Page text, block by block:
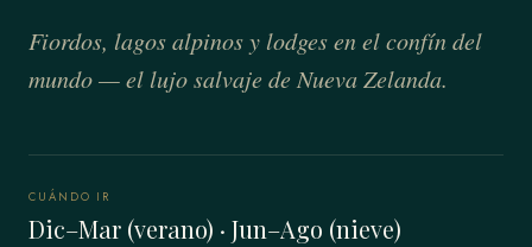
Fiordos, lagos alpinos y lodges en el confín del
mundo — el lujo salvaje de Nueva Zelanda.
CUÁNDO IR
Dic–Mar (verano) · Jun–Ago (nieve)